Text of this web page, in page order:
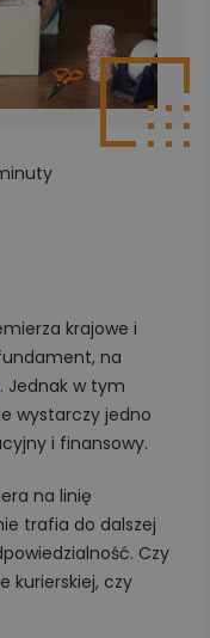
krajowe i
na
. Jednak w tym
wystarczy jedno
i finansowy.
na linię
trafia do dalszej
Czy
kurierskiej, czy